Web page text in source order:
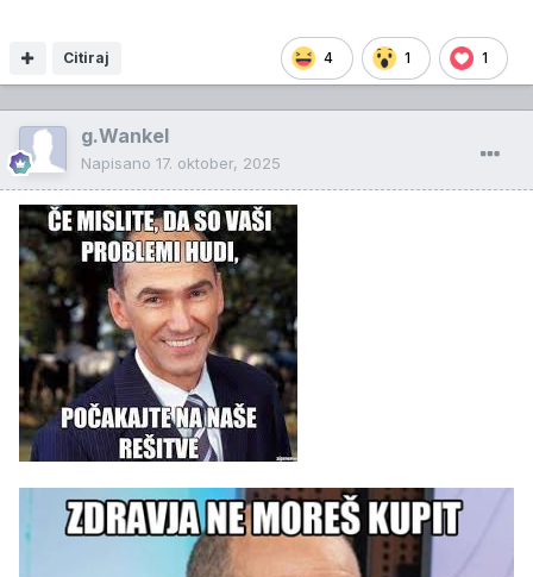
4 1 1
Citiraj
g.Wankel
Napisano 17. oktober, 2025